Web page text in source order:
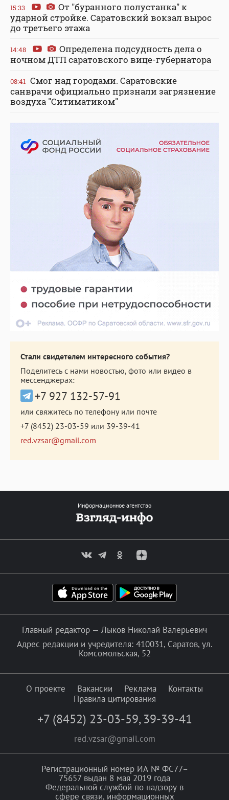
15:33
От "буранного полустанка" к
ударной стройке. Саратовский вокзал вырос
до третьего этажа
14:48
Определена подсудность дела о
ночном ДТП саратовского вице-губернатора
08:41 Смог над городами. Саратовские
санврачи официально признали загрязнение
воздуха "Ситиматиком"
Стали свидетелем интересного события?
Поделитесь с нами новостью, фото или видео в
мессенджерах:
+7 927 132-57-91
или свяжитесь по телефону или почте
+7 (8452) 23-03-59 или 39-39-41
red.vzsar@gmail.com
Информационное агентство
Главный редактор — Лыков Николай Валерьевич
Адрес редакции и учредителя: 410031, Саратов, ул.
Комсомольская, 52
О проекте Вакансии Реклама
Контакты
Правила цитирования
+7 (8452) 23-03-59, 39-39-41
red.vzsar@gmail.com
Регистрационный номер ИА № ФС77–
75657 выдан 8 мая 2019 года
Федеральной службой по надзору в
сфере связи, информационных